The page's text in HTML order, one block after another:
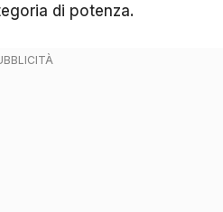
di potenza.